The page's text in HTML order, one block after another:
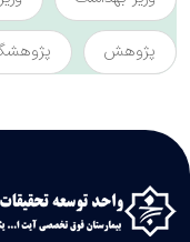
پژوهش